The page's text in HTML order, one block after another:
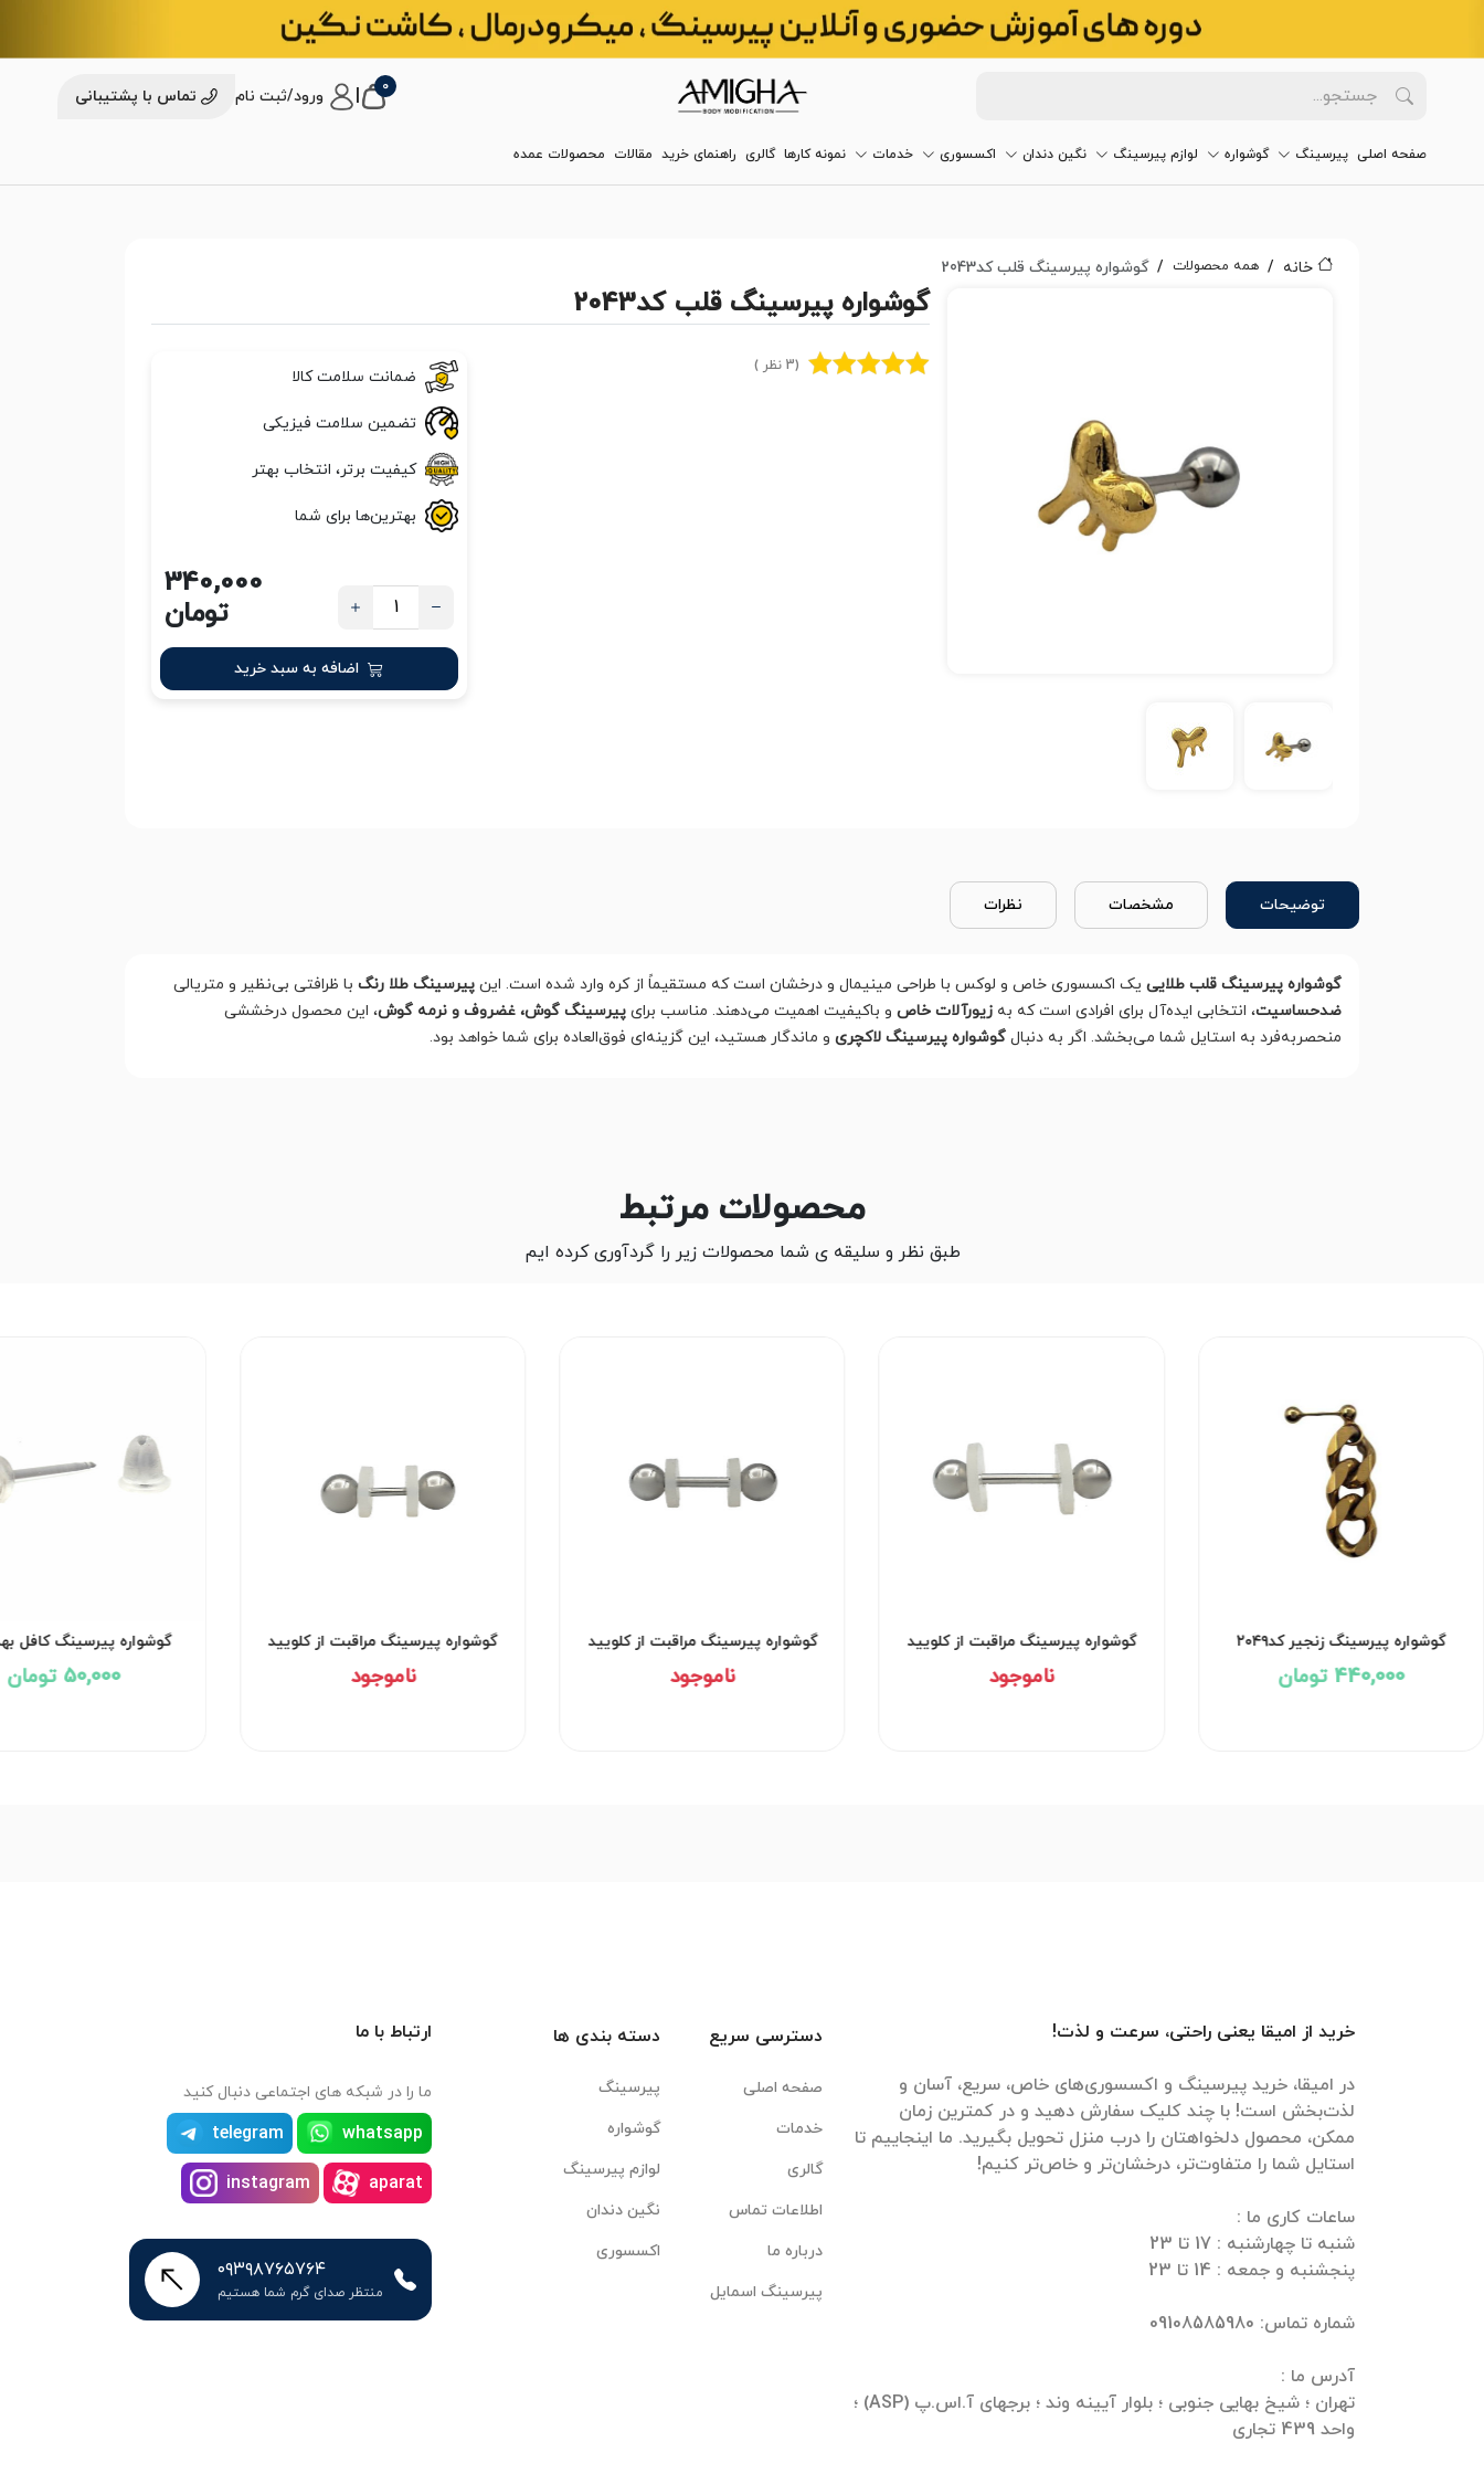
0 ورود/ثبت نام تماس با پشتیبانی
صفحه اصلی پیرسینگ گوشواره لوازم پیرسینگ نگین دندان اکسسوری خدمات نمونه کارها گالری راهنمای خرید مقالات محصولات عمده
خانه همه محصولات گوشواره پیرسینگ قلب کد2043
گوشواره پیرسینگ قلب کد2043
(3 نظر )
ضمانت سلامت کالا
تضمین سلامت فیزیکی
کیفیت برتر، انتخاب بهتر
بهترین‌ها برای شما
340,000
تومان
اضافه به سبد خرید
توضیحات مشخصات نظرات
گوشواره پیرسینگ قلب طلایییک اکسسوری خاص و لوکس با طراحی مینیمال و درخشان است که مستقیماً از کره وارد شده است. این پیرسینگ طلا رنگبا ظرافتی بی‌نظیر و متریالی
ضدحساسیت، انتخابی ایده‌آل برای افرادی است که به زیورآلات خاصو باکیفیت اهمیت می‌دهند. مناسب برای پیرسینگ گوش، غضروف و نرمه گوش، این محصول درخششی
منحصر‌به‌فرد به استایل شما می‌بخشد. اگر به دنبال گوشواره پیرسینگ لاکچریو ماندگار هستید، این گزینه‌ای فوق‌العاده برای شما خواهد بود.
محصولات مرتبط
طبق نظر و سلیقه ی شما محصولات زیر را گردآوری کرده ایم
گوشواره پیرسینگ زنجیر کد۲۰۴۹
440,000 تومان
گوشواره پیرسینگ مراقبت از کلویید
کد۲۹۵۳
ناموجود
گوشواره پیرسینگ مراقبت از کلویید
کد۲۹۵۲
ناموجود
گوشواره پیرسینگ مراقبت از کلویید
ناموجود
گوشواره پیرسینگ کافل
کد۲۹۵۰
50,000 تومان
خرید از امیقا یعنی راحتی، سرعت و لذت!
در امیقا، خرید پیرسینگ و اکسسوری‌های خاص، سریع، آسان و
لذت‌بخش است! با چند کلیک سفارش دهید و در کمترین زمان
ممکن، محصول دلخواهتان را درب منزل تحویل بگیرید. ما اینجاییم تا
تهران ؛ شیخ بهایی جنوبی ؛ بلوار آیینه وند ؛ برجهای آ.اس.پ (ASP) ؛
واحد 439 تجاری
دسترسی سریع
صفحه اصلی
خدمات
گالری
اطلاعات تماس
درباره ما
پیرسینگ اسمایل
دسته بندی ها
پیرسینگ
گوشواره
لوازم پیرسینگ
نگین دندان
اکسسوری
ارتباط با ما
ما را در شبکه های اجتماعی دنبال کنید
whatsapp
telegram
aparat
instagram
۰۹۳۹۸۷۶۵۷۶۴
منتظر صدای گرم شما هستیم